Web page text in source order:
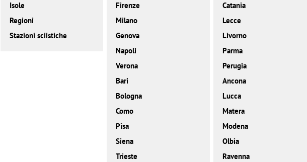
Isole
Regioni
Stazioni sciistiche
Firenze
Milano
Genova
Napoli
Verona
Bari
Bologna
Como
Pisa
Siena
Trieste
Catania
Lecce
Livorno
Parma
Perugia
Ancona
Lucca
Matera
Modena
Olbia
Ravenna